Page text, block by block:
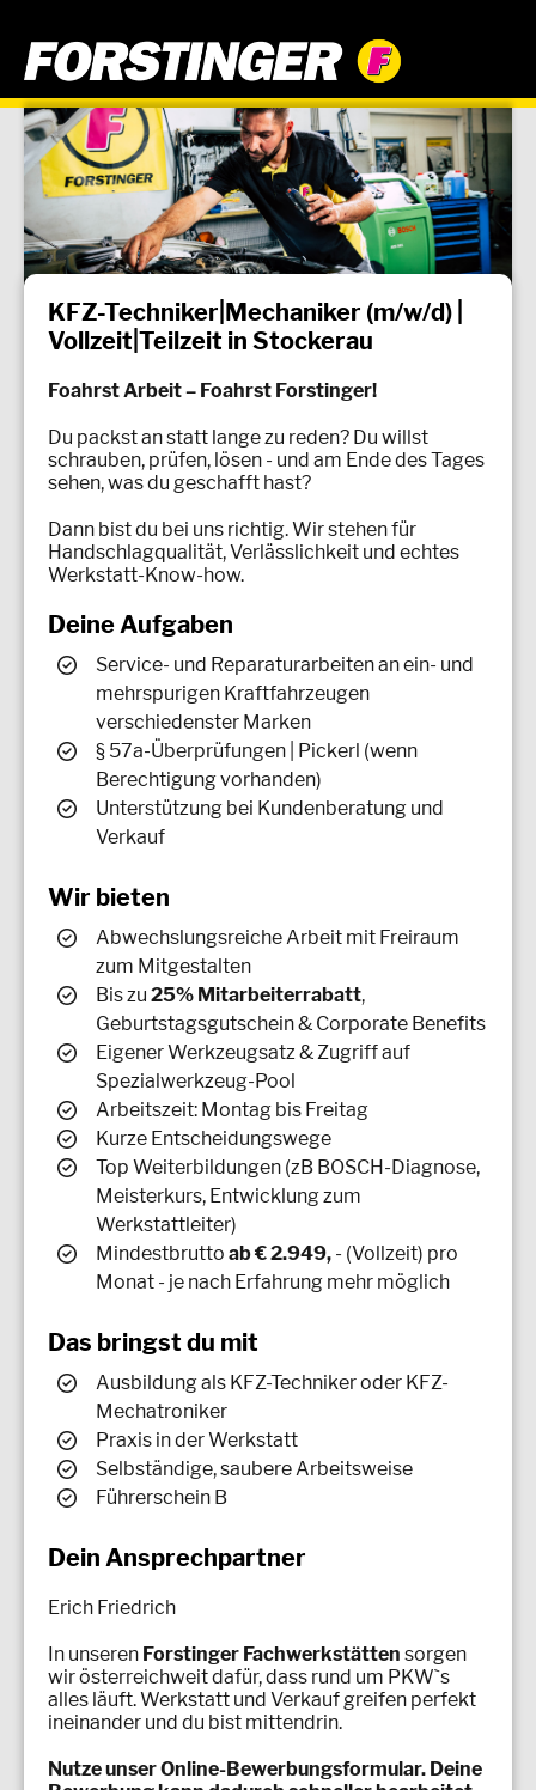
KFZ-Techniker|Mechaniker (m/w/d) |
Vollzeit|Teilzeit in Stockerau
Foahrst Arbeit – Foahrst Forstinger!
Du packst an statt lange zu reden? Du willst
schrauben, prüfen, lösen - und am Ende des Tages
sehen, was du geschafft hast?
Dann bist du bei uns richtig. Wir stehen für
Handschlagqualität, Verlässlichkeit und echtes
Werkstatt-Know-how.
Deine Aufgaben
Service- und Reparaturarbeiten an ein- und
mehrspurigen Kraftfahrzeugen
verschiedenster Marken
§ 57a-Überprüfungen | Pickerl (wenn
Berechtigung vorhanden)
Unterstützung bei Kundenberatung und
Verkauf
Wir bieten
Abwechslungsreiche Arbeit mit Freiraum
zum Mitgestalten
Bis zu 25% Mitarbeiterrabatt,
Geburtstagsgutschein & Corporate Benefits
Eigener Werkzeugsatz & Zugriff auf
Spezialwerkzeug-Pool
Arbeitszeit: Montag bis Freitag
Kurze Entscheidungswege
Top Weiterbildungen (zB BOSCH-Diagnose,
Meisterkurs, Entwicklung zum
Werkstattleiter)
Mindestbrutto ab € 2.949, - (Vollzeit) pro
Monat - je nach Erfahrung mehr möglich
Das bringst du mit
Ausbildung als KFZ-Techniker oder KFZ-
Mechatroniker
Praxis in der Werkstatt
Selbständige, saubere Arbeitsweise
Führerschein B
Dein Ansprechpartner
Erich Friedrich
In unseren Forstinger Fachwerkstätten sorgen
wir österreichweit dafür, dass rund um PKW`s
alles läuft. Werkstatt und Verkauf greifen perfekt
ineinander und du bist mittendrin.
Nutze unser Online-Bewerbungsformular. Deine